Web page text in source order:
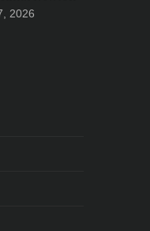
2026